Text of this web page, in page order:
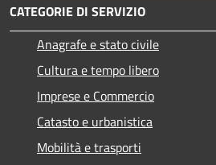
CATEGORIE DI SERVIZIO
Anagrafe e stato civile
Cultura e tempo libero
Imprese e Commercio
Catasto e urbanistica
Mobilità e trasporti